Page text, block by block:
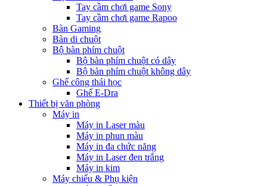
Tay cầm chơi game Sony
Tay cầm chơi game Rapoo
Bàn Gaming
Bàn di chuột
Bộ bàn phím chuột
Bộ bàn phím chuột có dây
Bộ bàn phím chuột không dây
Ghế công thái học
Ghế E-Dra
Thiết bị văn phòng
Máy in
Máy in Laser màu
Máy in phun màu
Máy in đa chức năng
Máy in Laser đen trắng
Máy in kim
Máy chiếu & Phụ kiện